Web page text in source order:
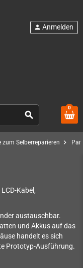
search
person Anmelden
0
zum Selberreparieren chevron_right
Kabel,
austauschbar.
und Akkus auf das
handelt es sich
Prototyp-Ausführung.